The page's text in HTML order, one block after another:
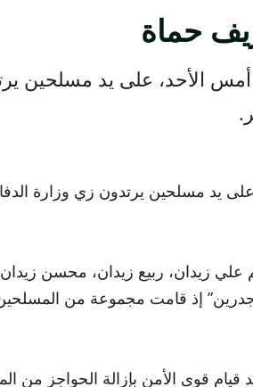
حماة
الأحد، على يد مسلحين
مسلحين يرتدون زي وزارة الدفاع
علي زيدان، ربيع زيدان، محسن
إذ قامت مجموعة من
قوى الأمن بإزالة الحواجز من